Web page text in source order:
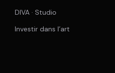
DIVA · Studio
Investir dans l’art